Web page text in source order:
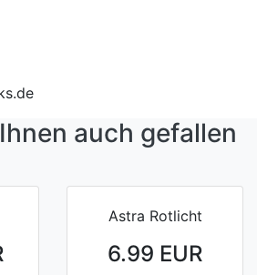
auch gefallen
Astra Rotlicht
6.99 EUR